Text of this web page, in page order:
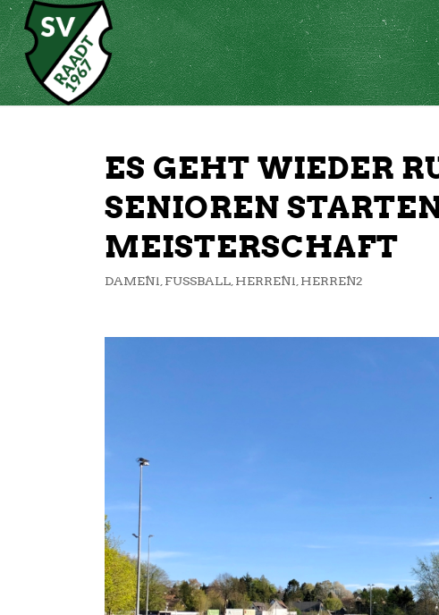
ES GEHT WIEDER
SENIOREN
MEISTERSCHAFT
DAMEN1 FUSSBALL HERREN1 HERREN2